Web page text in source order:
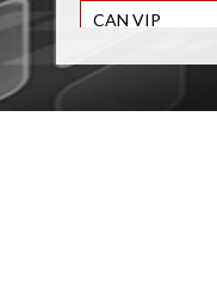
LVDS验证IP
AMBA 5 AHB VIP
CAN VIP